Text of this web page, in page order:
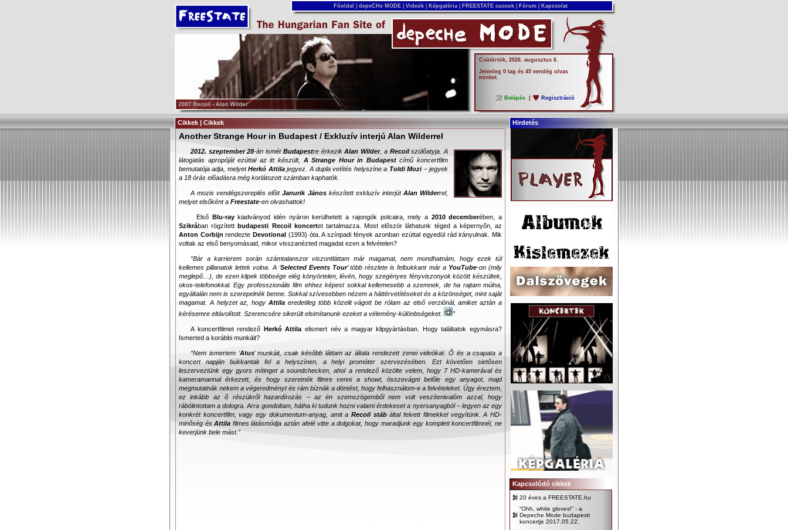
Főoldal depeCHe MODE Videók Képgaléria FREESTATE cuccok Fórum Kapcsolat
Csütörtök, 2026. augusztus 6.
Jelenleg 0 tag és 45 vendég olvas
minket.
Belépés Regisztráció
Cikkek | Cikkek Hirdetés
Another Strange Hour in Budapest / Exkluzív interjú Alan Wilderrel
2012. szeptember 28-án ismét Budapestre érkezikAlan Wilder, a Recoilszülőatyja. A
látogatás apropóját ezúttal az itt készült, A Strange Hour in Budapestcímű koncertfilm
bemutatója adja, melyetHerkó Attilajegyez. A dupla vetítés helyszíne a Toldi Mozi– jegyek
a 18 órás előadásra még korlátozott számban kaphatók.
A mozis vendégszereplés előttJanurik Jánoskészített exkluzív interjút Alan Wilderrel,
melyet elsőként a Freestate-en olvashattok!
Első Blu-raykiadványod idén nyáron kerülhetett a rajongók polcaira, mely a 2010 decemberében, a
Szikrában rögzítettbudapesti Recoil koncertet tartalmazza. Most először láthatunk téged a képernyőn, az
Anton Corbijn rendezteDevotional (1993) óta. A színpadi fények azonban ezúttal egyedül rád irányulnak. Mik
voltak az első benyomásaid, mikor visszanézted magadat ezen a felvételen?
“Bár a karrierem során számtalanszor viszontláttam már magamat, nem mondhatnám, hogy ezek túl
kellemes pillanatok lettek volna. A ’Selected Events Tour’ több részlete is felbukkant már a YouTube-on (mily
meglepő…), de ezen klipek többsége elég könyörtelen, lévén, hogy szegényes fényviszonyok között készültek,
okos-telefonokkal. Egy professzionális film ehhez képest sokkal kellemesebb a szemnek, de ha rajtam múlna,
egyáltalán nem is szerepelnék benne. Sokkal szívesebben nézem a háttérvetítéseket és a közönséget, mint saját
magamat. A helyzet az, hogyAttila eredetileg több közelit vágott be rólam az első verziónál, amiket aztán a
kérésemre eltávolított. Szerencsére sikerült elsimítanunk ezeket a vélemény-különbségeket.
”
A koncertfilmet rendező Herkó Attila elismert név a magyar klipgyártásban. Hogy találtatok egymásra?
Ismerted a korábbi munkáit?
“Nem ismertem ’Atus’ munkáit, csak később láttam az általa rendezett zenei videókat. Ő és a csapata a
koncert napján bukkantak fel a helyszínen, a helyi promóter szervezésében. Ezt követően sietősen
leszerveztünk egy gyors mítinget a soundchecken, ahol a rendező közölte velem, hogy 7 HD-kamerával és
kameramannal érkezett, és hogy szeretnék filmre venni a showt, összevágni belőle egy anyagot, majd
megmutatnák nekem a végeredményt és rám bíznák a döntést, hogy felhasználom-e a felvételeket. Úgy éreztem,
ez inkább az ő részükről hazardírozás – az én szemszögemből nem volt veszítenivalóm azzal, hogy
rábólintottam a dologra. Arra gondoltam, hátha ki tudunk hozni valami érdekeset a nyersanyagból – legyen az egy
konkrét koncertfilm, vagy egy dokumentum-anyag, amit a Recoil stábáltal felvett filmekkel vegyítünk. A HD-
minőség ésAttila filmes látásmódja aztán afelé vitte a dolgokat, hogy maradjunk egy komplett koncertfilmnél, ne
keverjünk bele mást.”
Kapcsolódó cikkek
20 éves a FREESTATE.hu
“Ohh, white gloves!” - a
Depeche Mode budapesti
koncertje 2017.05.22.